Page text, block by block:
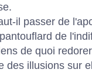
il passer de
de
de quoi
des illusions sur